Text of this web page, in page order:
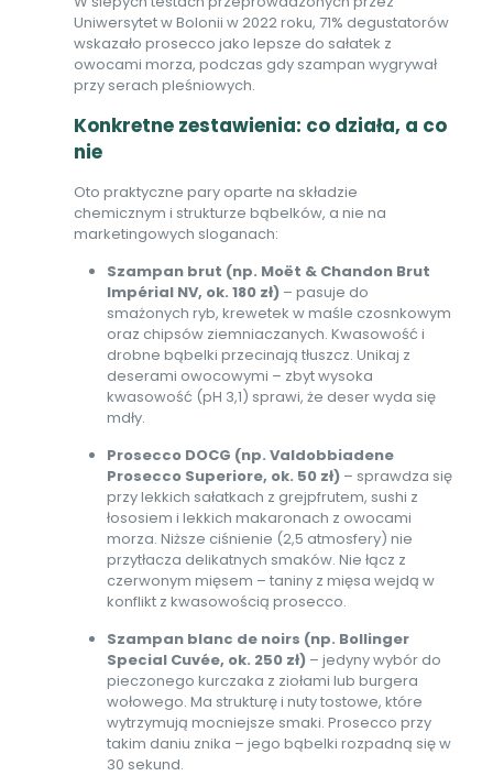
Uniwersytet w Bolonii w 2022 roku, 71% degustatorów
wskazało prosecco jako lepsze do sałatek z
owocami morza, podczas gdy szampan wygrywał
przy serach pleśniowych.
Konkretne zestawienia: co działa, a co
nie
Oto praktyczne pary oparte na składzie
chemicznym i strukturze bąbelków, a nie na
marketingowych sloganach:
Szampan brut (np. Moët & Chandon Brut
Impérial NV, ok. 180 zł)– pasuje do
smażonych ryb, krewetek w maśle czosnkowym
oraz chipsów ziemniaczanych. Kwasowość i
drobne bąbelki przecinają tłuszcz. Unikaj z
deserami owocowymi – zbyt wysoka
kwasowość (pH 3,1) sprawi, że deser wyda się
mdły.
Prosecco DOCG (np. Valdobbiadene
Prosecco Superiore, ok. 50 zł)– sprawdza się
przy lekkich sałatkach z grejpfrutem, sushi z
łososiem i lekkich makaronach z owocami
morza. Niższe ciśnienie (2,5 atmosfery) nie
przytłacza delikatnych smaków. Nie łącz z
czerwonym mięsem – taniny z mięsa wejdą w
konflikt z kwasowością prosecco.
Szampan blanc de noirs (np. Bollinger
Special Cuvée, ok. 250 zł)– jedyny wybór do
pieczonego kurczaka z ziołami lub burgera
wołowego. Ma strukturę i nuty tostowe, które
wytrzymują mocniejsze smaki. Prosecco przy
takim daniu znika – jego bąbelki rozpadną się w
30 sekund.